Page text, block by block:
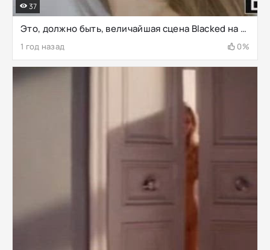
Это, должно быть, величайшая сцена Blacked на свете!!! Принцу было 44, а Дэни — 23. Глубокие поцелуи, сосание языка, поедание задницы/киски, миссионерский трах, крепкое прижимание друг друга, подъем и переноска, выгибание ее спины, когда он
1 год назад 0%
37